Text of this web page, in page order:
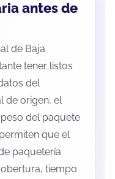
antes de
de Baja
tener listos
del
de origen, el
del paquete
que el
paquetería
tiempo